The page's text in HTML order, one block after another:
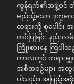
ကွန်ရက်၏အဖွဲ့ဝင် တို့
မည်သို့သော ဒုက္ခဝေဒ
တရားကို စုပေါင်း
တင်ပြခြင်း နည်းလ
ကြိုးစားနေ ကြပါ
ကာလတွင် တရားမ
အစီအစဉ်များ အတွ
ပါသည်။ အပြည့်အစုံ